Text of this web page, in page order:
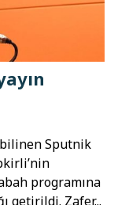
bilinen Sputnik
programına
getirildi. Zafer...